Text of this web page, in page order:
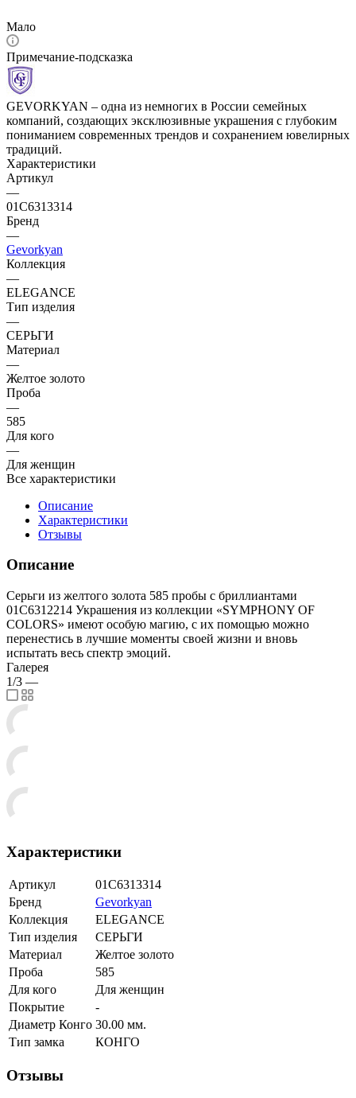
Мало
Примечание-подсказка
GEVORKYAN – одна из немногих в России семейных
компаний, создающих эксклюзивные украшения с глубоким
пониманием современных трендов и сохранением ювелирных
традиций.
Характеристики
Артикул
—
01С6313314
Бренд
—
Gevorkyan
Коллекция
—
ELEGANCE
Тип изделия
—
СЕРЬГИ
Материал
—
Желтое золото
Проба
—
585
Для кого
—
Для женщин
Все характеристики
Описание
Характеристики
Отзывы
Описание
Серьги из желтого золота 585 пробы с бриллиантами
01С6312214 Украшения из коллекции «SYMPHONY OF
COLORS» имеют особую магию, с их помощью можно
перенестись в лучшие моменты своей жизни и вновь
испытать весь спектр эмоций.
Галерея
1/3 —
Характеристики
Артикул
01С6313314
Бренд
Gevorkyan
Коллекция
ELEGANCE
Тип изделия
СЕРЬГИ
Материал
Желтое золото
Проба
585
Для кого
Для женщин
Покрытие
-
Диаметр Конго 30.00 мм.
Тип замка
КОНГО
Отзывы